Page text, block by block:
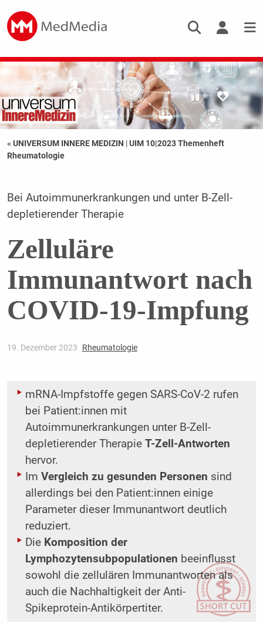
« UNIVERSUM INNERE MEDIZIN |UIM 10|2023 Themenheft
Rheumatologie
Bei Autoimmunerkrankungen und unter B-Zell-
depletierender Therapie
Zelluläre
Immunantwort nach
COVID-19-Impfung
19. Dezember 2023 Rheumatologie
mRNA-Impfstoffe gegen SARS-CoV-2 rufen
bei Patient:innen mit
Autoimmunerkrankungen unter B-Zell-
depletierender Therapie T-Zell-Antworten
hervor.
Im Vergleich zu gesunden Personen sind
allerdings bei den Patient:innen einige
Parameter dieser Immunantwort deutlich
reduziert.
Die Komposition der
Lymphozytensubpopulationen beeinflusst
sowohl die zellulären Immunantworten als
auch die Nachhaltigkeit der Anti-
Spikeprotein-Antikörpertiter.